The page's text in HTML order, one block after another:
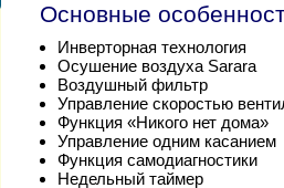
Основные
Инверторная технология
Осушение воздуха Sarara
Воздушный фильтр
Управление скоростью
Функция «Никого нет дома»
Управление одним касанием
Функция самодиагностики
Недельный таймер